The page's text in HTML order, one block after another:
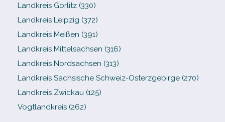
Landkreis Görlitz (330)
Landkreis Leipzig (372)
Landkreis Meißen (391)
Landkreis Mittelsachsen (316)
Landkreis Nordsachsen (313)
Landkreis Sächsische Schweiz-​Osterzgebirge (270)
Landkreis Zwickau (125)
Vogtlandkreis (262)